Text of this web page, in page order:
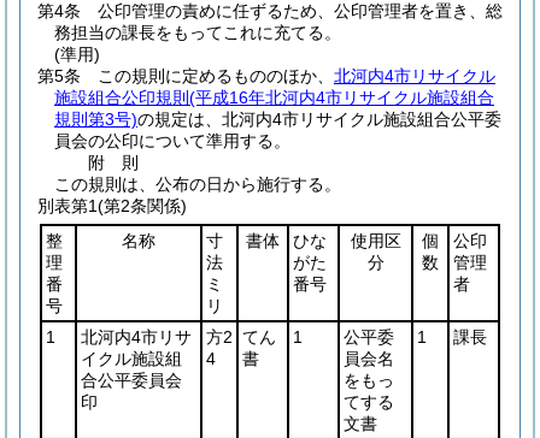
第4条
公印管理の責めに任ずるため、公印管理者を置き、総
務担当の課長をもってこれに充てる。
(準用)
第5条
この規則に定めるもののほか、 北河内4市リサイクル
施設組合公印規則 (平成16年北河内4市リサイクル施設組合
規則第3号)の規定は、北河内4市リサイクル施設組合公平委
員会の公印について準用する。
附 則
この規則は、公布の日から施行する。
別表第1(第2条関係)
整
理
番
号
名称
寸
法
ミ
リ
書体
ひな
がた
番号
使用区
分
個
数
公印
管理
者
1
北河内4市リサ
イクル施設組
合公平委員会
印
方2
4
てん
書
1
公平委
員会名
をもっ
てする
文書
1 課長